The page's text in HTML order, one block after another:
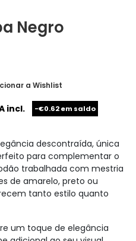
Negro
a Wishlist
incl. -€0.62 em saldo
descontraída, única
para complementar o
trabalhada com mestria
de amarelo, preto ou
tanto estilo quanto
um toque de elegância